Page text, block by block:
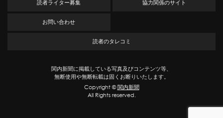
読者ライター募集 協力関係のサイト
お問い合わせ
読者のタレコミ
関内新聞に掲載している写真及びコンテンツ等、
無断使用や無断転載は固くお断りいたします。
Copyright ©関内新聞
All Rights reserved.